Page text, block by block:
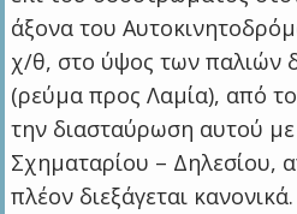
άξονα του
χ/θ, στο ύψος των παλιών
(ρεύμα προς Λαμία), από
την διασταύρωση αυτού
Σχηματαρίου – Δηλεσίου,
πλέον διεξάγεται